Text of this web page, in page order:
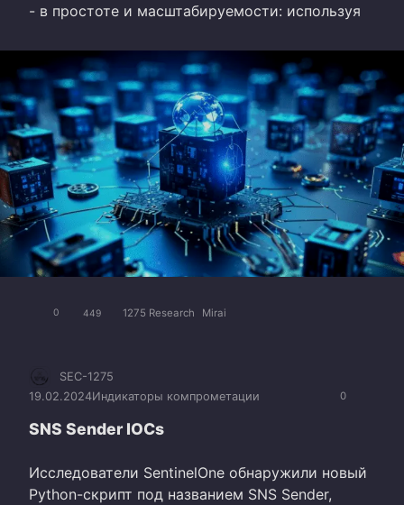
- в простоте и масштабируемости: используя
0 449 1275 Research Mirai
0
SEC-1275
19.02.2024Индикаторы компрометации
SNS Sender IOCs
Исследователи SentinelOne обнаружили новый
Python-скрипт под названием SNS Sender,